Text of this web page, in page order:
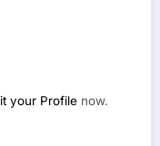
your Profile now.